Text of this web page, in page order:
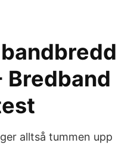
Bredband
alltså tummen upp